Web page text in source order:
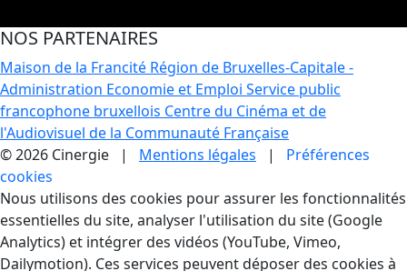
NOS PARTENAIRES
Maison de la Francité Région de Bruxelles-Capitale -
Administration Economie et Emploi Service public
francophone bruxellois Centre du Cinéma et de
l'Audiovisuel de la Communauté Française
© 2026 Cinergie | Mentions légales | Préférences
cookies
Gestion des Cookies
Nous utilisons des cookies pour assurer les fonctionnalités
essentielles du site, analyser l'utilisation du site (Google
Analytics) et intégrer des vidéos (YouTube, Vimeo,
Dailymotion). Ces services peuvent déposer des cookies à